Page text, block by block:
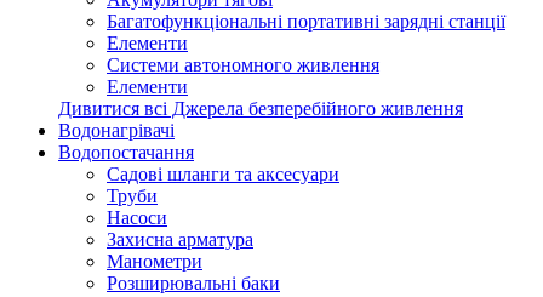
Багатофункціональні портативні зарядні станції
Елементи
Системи автономного живлення
Елементи
Дивитися всі Джерела безперебійного живлення
Водонагрівачі
Водопостачання
Садові шланги та аксесуари
Труби
Насоси
Захисна арматура
Манометри
Розширювальні баки